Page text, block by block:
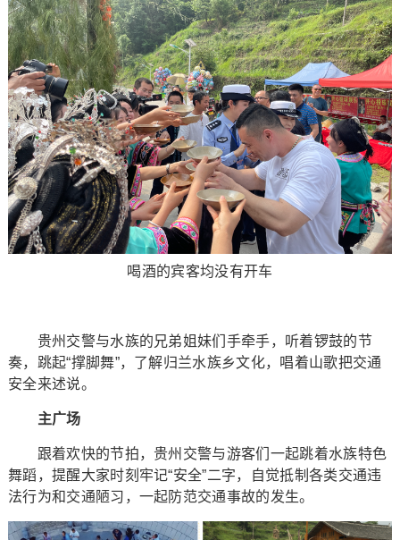
喝酒的宾客均没有开车
贵州交警与水族的兄弟姐妹们手牵手，听着锣鼓的节
奏，跳起“撑脚舞”，了解归兰水族乡文化，唱着山歌把交通
安全来述说。
主广场
跟着欢快的节拍，贵州交警与游客们一起跳着水族特色
舞蹈，提醒大家时刻牢记“安全”二字，自觉抵制各类交通违
法行为和交通陋习，一起防范交通事故的发生。